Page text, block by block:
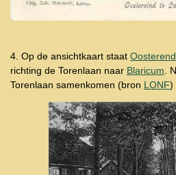
4. Op de ansichtkaart staat Oosterend
richting de Torenlaan naar Blaricum.
Torenlaan samenkomen (bron LONF)